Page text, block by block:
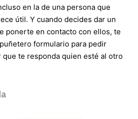
en la de una persona que
útil. Y cuando decides dar un
ponerte en contacto con ellos, te
formulario para pedir
que te responda quien esté al otro